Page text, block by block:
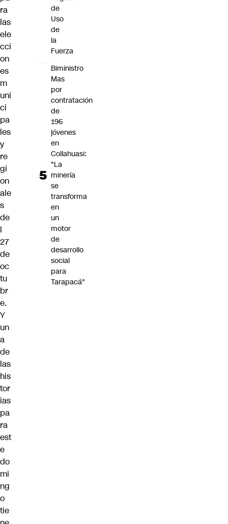
ra
las
ele
cci
on
es
m
uni
ci
pa
les
y
re
gi
on
ale
s
de
l
27
de
oc
tu
br
e.
Y
un
a
de
las
his
tor
ias
pa
ra
est
e
do
mi
ng
o
tie
de
Uso
de
la
Fuerza
Biministro
Mas
por
contratación
de
196
jóvenes
en
Collahuasi:
"La
minería
se
transforma
en
un
motor
de
desarrollo
social
para
Tarapacá"